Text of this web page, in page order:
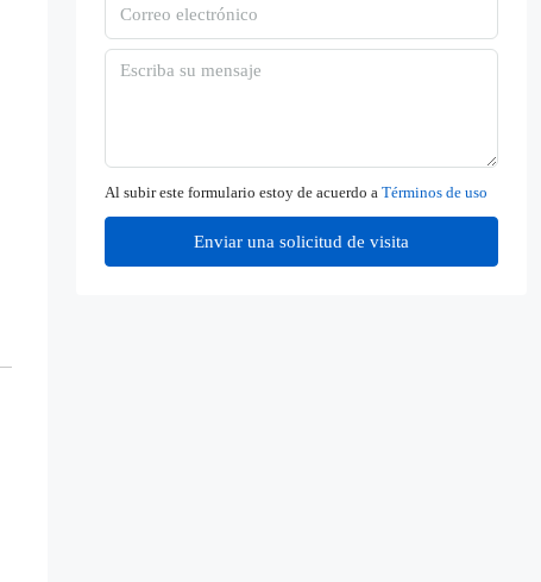
Al subir este formulario estoy de acuerdo a Términos de uso
Enviar una solicitud de visita